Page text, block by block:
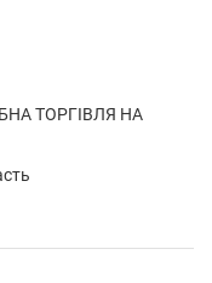
ТОРГІВЛЯ НА